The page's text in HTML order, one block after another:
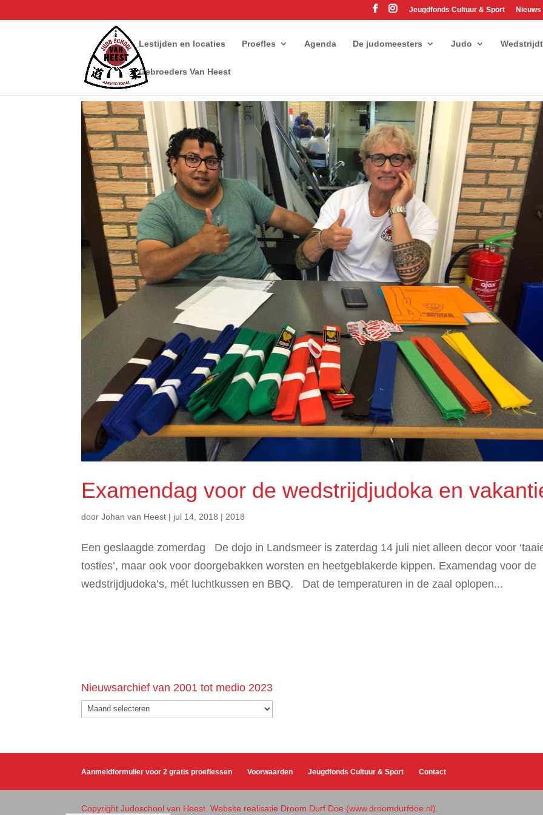
Jeugdfonds Cultuur & Sport Nieuws
Lestijden en locaties Proefles Agenda De judomeesters Judo
Gebroeders Van Heest
Examendag voor de wedstrijdjudoka en
doorJohan van Heest | jul 14, 2018 | 2018
Een geslaagde zomerdag De dojo in Landsmeer is zaterdag 14 juli niet alleen decor voor
tosties’, maar ook voor doorgebakken worsten en heetgeblakerde kippen. Examendag voor de
wedstrijdjudoka’s, mét luchtkussen en BBQ. Dat de temperaturen in de zaal oplopen...
Nieuwsarchief van 2001 tot medio 2023
Nieuwsarchief
van
2023
Aanmeldformulier voor 2 gratis proeflessen Voorwaarden Jeugdfonds Cultuur & Sport Contact
Copyright Judoschool van Heest. Website realisatie Droom Durf Doe (www.droomdurfdoe.nl).